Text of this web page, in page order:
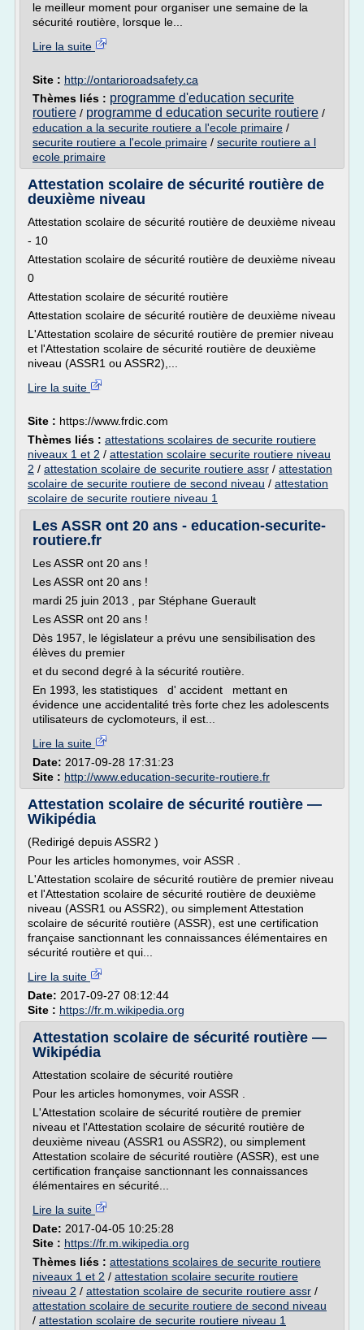
le meilleur moment pour organiser une semaine de la
sécurité routière, lorsque le...
Lire la suite
Site : http://ontarioroadsafety.ca
Thèmes liés : programme d'education securite
routiere / programme d education securite routiere /
education a la securite routiere a l'ecole primaire /
securite routiere a l'ecole primaire / securite routiere a l
ecole primaire
Attestation scolaire de sécurité routière de
deuxième niveau
Attestation scolaire de sécurité routière de deuxième niveau
- 10
Attestation scolaire de sécurité routière de deuxième niveau
0
Attestation scolaire de sécurité routière
Attestation scolaire de sécurité routière de deuxième niveau
L'Attestation scolaire de sécurité routière de premier niveau
et l'Attestation scolaire de sécurité routière de deuxième
niveau (ASSR1 ou ASSR2),...
Lire la suite
Site : https://www.frdic.com
Thèmes liés : attestations scolaires de securite routiere
niveaux 1 et 2 / attestation scolaire securite routiere niveau
2 / attestation scolaire de securite routiere assr / attestation
scolaire de securite routiere de second niveau / attestation
scolaire de securite routiere niveau 1
Les ASSR ont 20 ans - education-securite-
routiere.fr
Les ASSR ont 20 ans !
Les ASSR ont 20 ans !
mardi 25 juin 2013 , par Stéphane Guerault
Les ASSR ont 20 ans !
Dès 1957, le législateur a prévu une sensibilisation des
élèves du premier
et du second degré à la sécurité routière.
En 1993, les statistiques d' accident mettant en
évidence une accidentalité très forte chez les adolescents
utilisateurs de cyclomoteurs, il est...
Lire la suite
Date: 2017-09-28 17:31:23
Site : http://www.education-securite-routiere.fr
Attestation scolaire de sécurité routière —
Wikipédia
(Redirigé depuis ASSR2 )
Pour les articles homonymes, voir ASSR .
L'Attestation scolaire de sécurité routière de premier niveau
et l'Attestation scolaire de sécurité routière de deuxième
niveau (ASSR1 ou ASSR2), ou simplement Attestation
scolaire de sécurité routière (ASSR), est une certification
française sanctionnant les connaissances élémentaires en
sécurité routière et qui...
Lire la suite
Date: 2017-09-27 08:12:44
Site : https://fr.m.wikipedia.org
Attestation scolaire de sécurité routière —
Wikipédia
Attestation scolaire de sécurité routière
Pour les articles homonymes, voir ASSR .
L'Attestation scolaire de sécurité routière de premier
niveau et l'Attestation scolaire de sécurité routière de
deuxième niveau (ASSR1 ou ASSR2), ou simplement
Attestation scolaire de sécurité routière (ASSR), est une
certification française sanctionnant les connaissances
élémentaires en sécurité...
Lire la suite
Date: 2017-04-05 10:25:28
Site : https://fr.m.wikipedia.org
Thèmes liés : attestations scolaires de securite routiere
niveaux 1 et 2 / attestation scolaire securite routiere
niveau 2 / attestation scolaire de securite routiere assr /
attestation scolaire de securite routiere de second niveau
/ attestation scolaire de securite routiere niveau 1